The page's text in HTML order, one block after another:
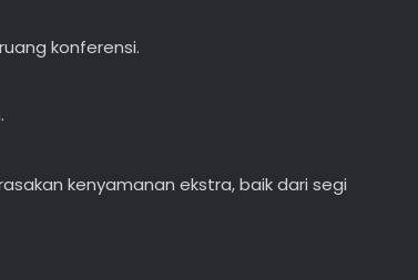
konferensi.
kenyamanan ekstra, baik dari segi